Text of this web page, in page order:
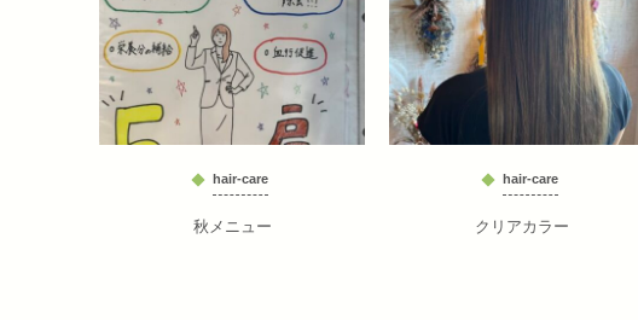
hair-care
秋メニュー
hair-care
クリアカラー